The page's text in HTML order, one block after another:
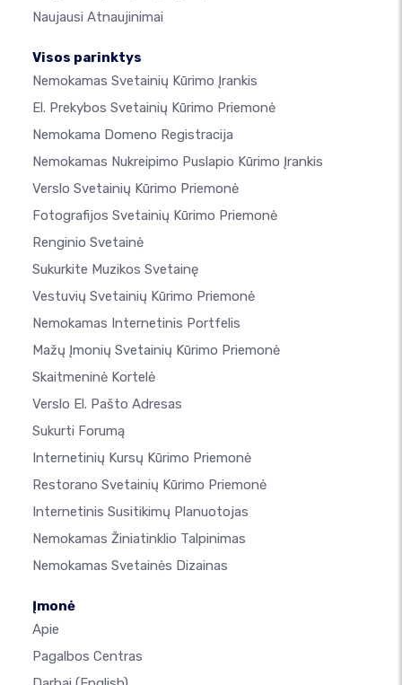
Naujausi Atnaujinimai
Visos parinktys
Nemokamas Svetainių Kūrimo Įrankis
El. Prekybos Svetainių Kūrimo Priemonė
Nemokama Domeno Registracija
Nemokamas Nukreipimo Puslapio Kūrimo Įrankis
Verslo Svetainių Kūrimo Priemonė
Fotografijos Svetainių Kūrimo Priemonė
Renginio Svetainė
Sukurkite Muzikos Svetainę
Vestuvių Svetainių Kūrimo Priemonė
Nemokamas Internetinis Portfelis
Mažų Įmonių Svetainių Kūrimo Priemonė
Skaitmeninė Kortelė
Verslo El. Pašto Adresas
Sukurti Forumą
Internetinių Kursų Kūrimo Priemonė
Restorano Svetainių Kūrimo Priemonė
Internetinis Susitikimų Planuotojas
Nemokamas Žiniatinklio Talpinimas
Nemokamas Svetainės Dizainas
Įmonė
Apie
Pagalbos Centras